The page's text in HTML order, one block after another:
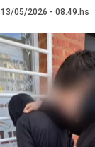
13/05/2026 - 08.49.hs